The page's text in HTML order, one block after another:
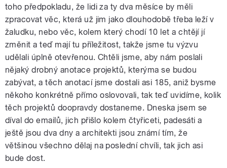
toho předpokladu, že lidi za ty dva měsíce by měli
zpracovat věc, která už jim jako dlouhodobě třeba leží v
žaludku, nebo věc, kolem který chodí 10 let a chtějí jí
změnit a teď mají tu příležitost, takže jsme tu výzvu
udělali úplně otevřenou. Chtěli jsme, aby nám poslali
nějaký drobný anotace projektů, kterýma se budou
zabývat, a těch anotací jsme dostali asi 185, aniž bysme
někoho konkrétně přímo oslovovali, tak teď uvidíme, kolik
těch projektů doopravdy dostaneme. Dneska jsem se
díval do emailů, jich přišlo kolem čtyřiceti, padesáti a
ještě jsou dva dny a architekti jsou známí tím, že
většinou všechno dělaj na poslední chvíli, tak jich asi
bude dost.